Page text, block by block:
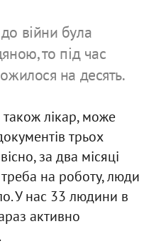
війни була
то під час
на десять.
лікар, може
трьох
за два місяці
на роботу, люди
У нас 33 людини в
активно